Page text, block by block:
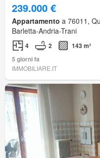
239.000 €
Appartamento a 76011,
Barletta-Andria-Trani
4 2
143 m²
5 giorni fa
IMMOBILIARE.IT